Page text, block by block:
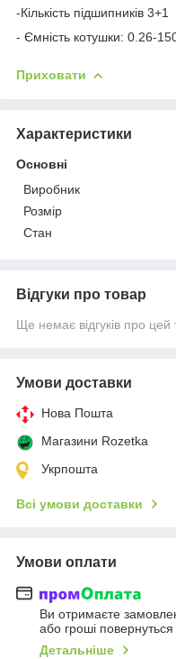
-Кількість підшипників 3+1
- Ємність котушки: 0.26-
Приховати
Характеристики
Основні
Виробник
Розмір
Стан
Відгуки про товар
Ще немає відгуків про цей
Умови доставки
Нова Пошта
Магазини Rozetka
Укрпошта
Всі умови доставки
Умови оплати
Ви отримаєте
або гроші
Детальніше